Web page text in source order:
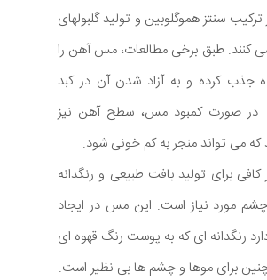
سنتز هموگلوبین و تولید گلبولهای
کنند. طبق برخی مطالعات، مس آهن را
جذب کرده و به آزاد شدن آن در کبد
در صورت کمبود مس، سطح آهن نیز
می تواند منجر به کم خونی شود.
برای تولید بافت طبیعی و رنگدانه
مورد نیاز است. این مس در ایجاد
رنگدانه ای که به پوست رنگ قهوه ای
برای موها و چشم ها بی نظیر است.